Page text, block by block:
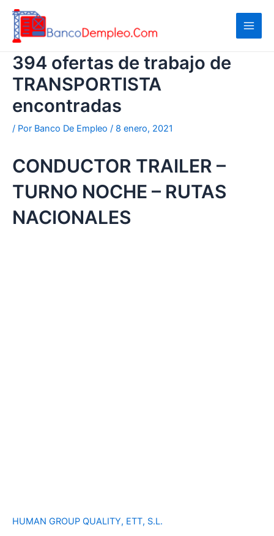
contenido
394 ofertas de trabajo de
TRANSPORTISTA
encontradas
/ Por Banco De Empleo / 8 enero, 2021
CONDUCTOR TRAILER –
TURNO NOCHE – RUTAS
NACIONALES
HUMAN GROUP QUALITY, ETT, S.L.